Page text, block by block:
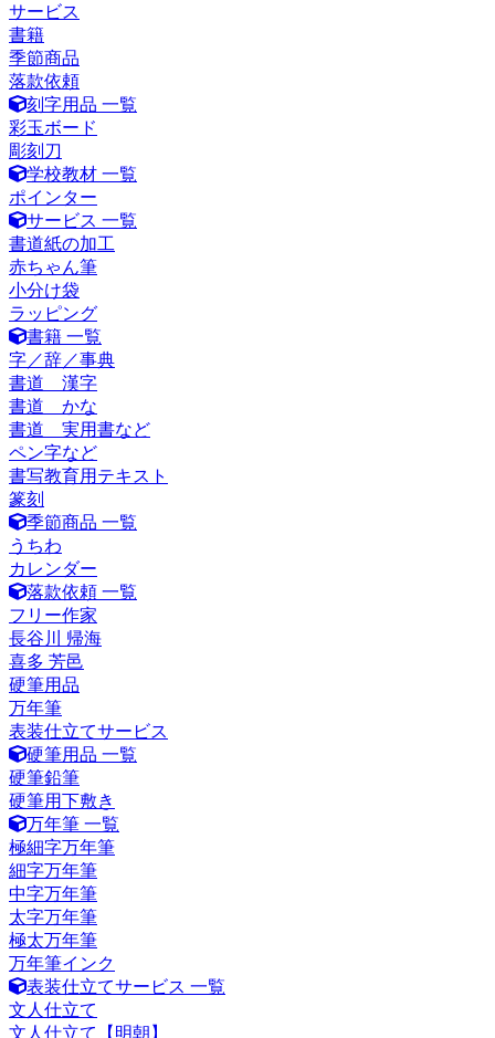
サービス
書籍
季節商品
落款依頼
刻字用品 一覧
彩玉ボード
彫刻刀
学校教材 一覧
ポインター
サービス 一覧
書道紙の加工
赤ちゃん筆
小分け袋
ラッピング
書籍 一覧
字／辞／事典
書道 漢字
書道 かな
書道 実用書など
ペン字など
書写教育用テキスト
篆刻
季節商品 一覧
うちわ
カレンダー
落款依頼 一覧
フリー作家
長谷川 帰海
喜多 芳邑
硬筆用品
万年筆
表装仕立てサービス
硬筆用品 一覧
硬筆鉛筆
硬筆用下敷き
万年筆 一覧
極細字万年筆
細字万年筆
中字万年筆
太字万年筆
極太万年筆
万年筆インク
表装仕立てサービス 一覧
文人仕立て
文人仕立て【明朝】